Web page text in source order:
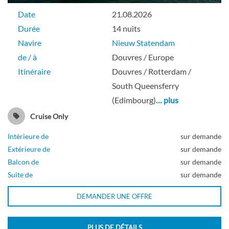
Suite Vista
Pont Beethoven
Suite
Date
21.08.2026
Durée
14 nuits
Navire
Nieuw Statendam
de / à
Douvres / Europe
Itinéraire
Douvres / Rotterdam /
South Queensferry
(Edimbourg)… plus
Cruise Only
Intérieure de
sur demande
Extérieure de
sur demande
Balcon de
sur demande
Suite de
sur demande
DEMANDER UNE OFFRE